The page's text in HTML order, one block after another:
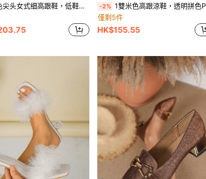
细高跟鞋，低鞋面和镂空绑带设计，时尚百搭舞厅优雅舒适防滑高跟鞋
-2% 1雙米色高跟涼鞋，透明拼色PU布料，彈性後背帶，尖頭開趾，細高跟坡跟，優雅風格，適合派對、購物、旅行、度假、戶外穿著，夏季新品
僅剩5件
HK$155.55